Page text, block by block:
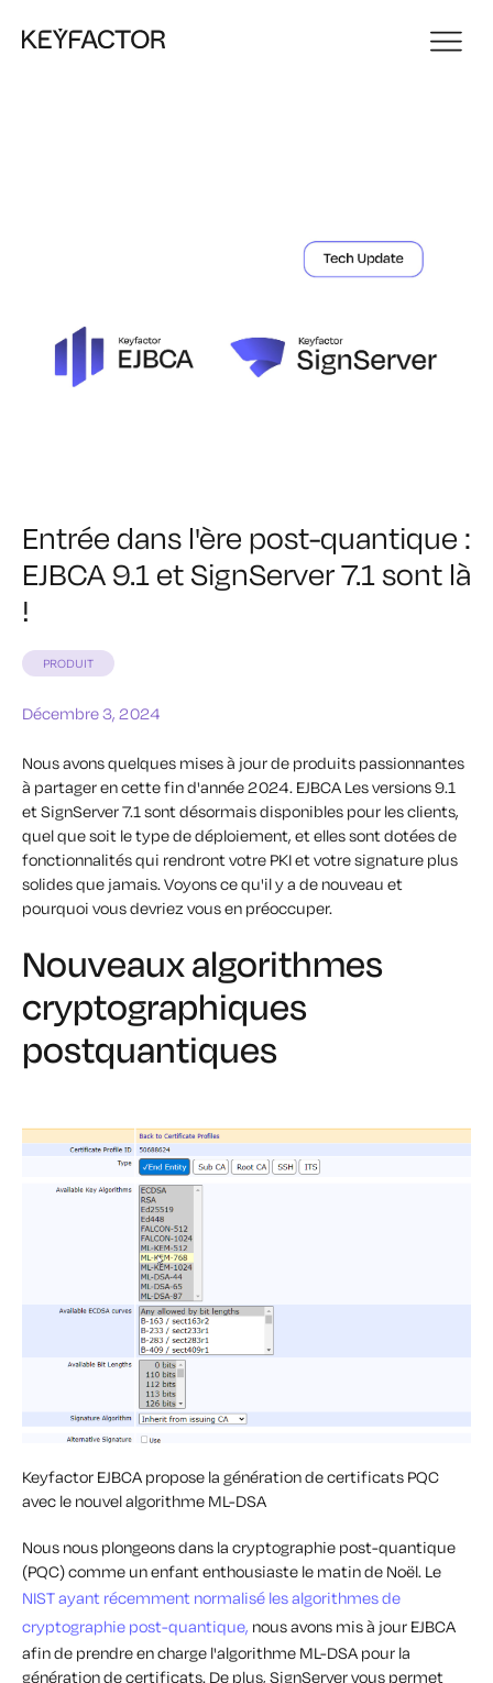
Entrée dans l'ère post-quantique :
EJBCA 9.1 et SignServer 7.1 sont là
!
PRODUIT
Décembre 3, 2024
Nous avons quelques mises à jour de produits passionnantes
à partager en cette fin d'année 2024. EJBCA Les versions 9.1
et SignServer 7.1 sont désormais disponibles pour les clients,
quel que soit le type de déploiement, et elles sont dotées de
fonctionnalités qui rendront votre PKI et votre signature plus
solides que jamais. Voyons ce qu'il y a de nouveau et
pourquoi vous devriez vous en préoccuper.
Nouveaux algorithmes
cryptographiques
postquantiques
Keyfactor EJBCA propose la génération de certificats PQC
avec le nouvel algorithme ML-DSA
Nous nous plongeons dans la cryptographie post-quantique
(PQC) comme un enfant enthousiaste le matin de Noël. Le
NIST ayant récemment normalisé les algorithmes de
cryptographie post-quantique, nous avons mis à jour EJBCA
afin de prendre en charge l'algorithme ML-DSA pour la
génération de certificats. De plus, SignServer vous permet